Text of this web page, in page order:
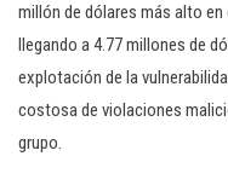
millón de dólares más alto
llegando a 4.77 millones de
explotación de la
costosa de violaciones
grupo.